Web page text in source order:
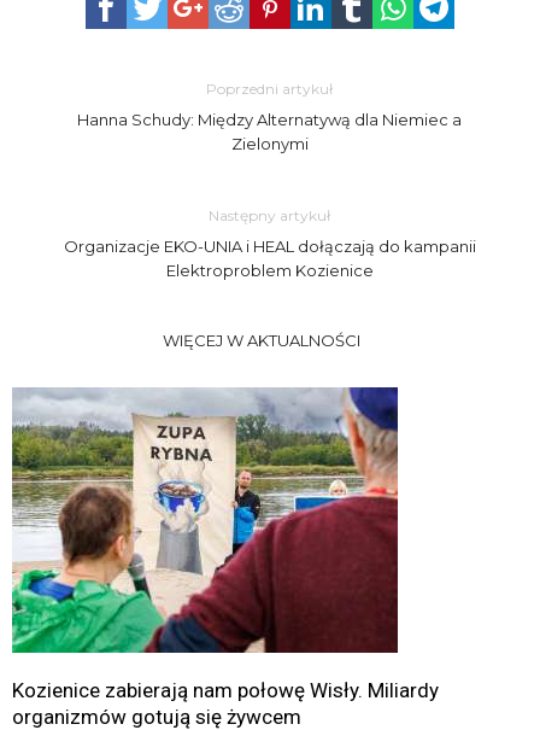
Poprzedni artykuł
Hanna Schudy: Między Alternatywą dla Niemiec a
Zielonymi
Następny artykuł
Organizacje EKO-UNIA i HEAL dołączają do kampanii
Elektroproblem Kozienice
WIĘCEJ W AKTUALNOŚCI
Kozienice zabierają nam połowę Wisły. Miliardy
organizmów gotują się żywcem